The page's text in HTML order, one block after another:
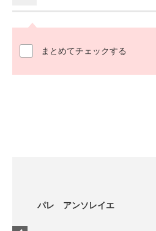
まとめてチェックする
ンソレイエ